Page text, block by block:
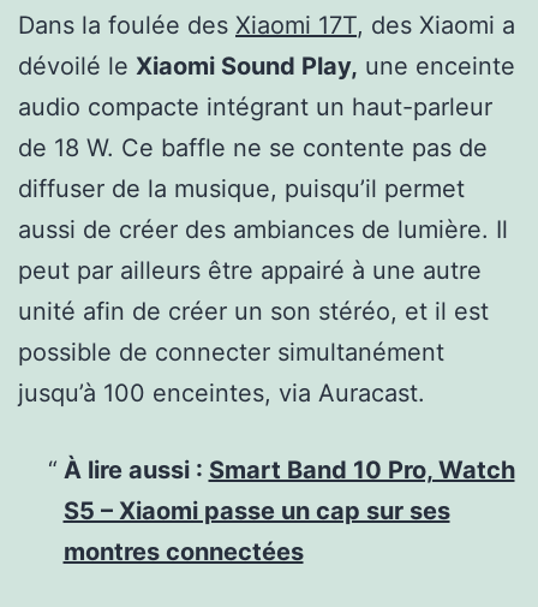
Dans la foulée des Xiaomi 17T, des Xiaomi a
dévoilé le Xiaomi Sound Play, une enceinte
audio compacte intégrant un haut-parleur
de 18 W. Ce baffle ne se contente pas de
diffuser de la musique, puisqu’il permet
aussi de créer des ambiances de lumière. Il
peut par ailleurs être appairé à une autre
unité afin de créer un son stéréo, et il est
possible de connecter simultanément
jusqu’à 100 enceintes, via Auracast.
À lire aussi : Smart Band 10 Pro, Watch
S5 – Xiaomi passe un cap sur ses
montres connectées